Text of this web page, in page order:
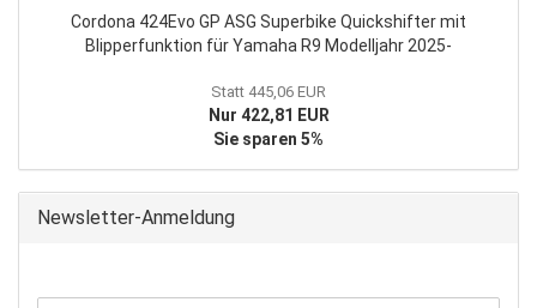
Cordona 424Evo GP ASG Superbike Quickshifter mit
Blipperfunktion für Yamaha R9 Modelljahr 2025-
Statt 445,06 EUR
Nur 422,81 EUR
Sie sparen 5%
Newsletter-Anmeldung